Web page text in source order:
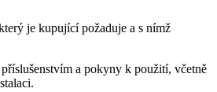
je kupující požaduje a s nímž
a pokyny k použití, včetně